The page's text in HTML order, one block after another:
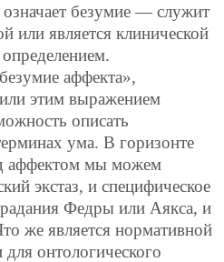
безумие — служит
или является клинической
аффекта»,
этим выражением
описать
ума. В горизонте
аффектом мы можем
экстаз, и специфическое
Федры или Аякса, и
же является нормативной
онтологического